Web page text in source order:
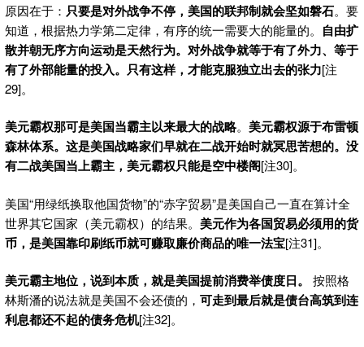
原因在于： 只要是对外战争不停，美国的联邦制就会坚如磐石。要
知道，根据热力学第二定律，有序的统一需要大的能量的。 自由扩
散并朝无序方向运动是天然行为。对外战争就等于有了外力、等于
有了外部能量的投入。只有这样，才能克服独立出去的张力[注
29]。
美元霸权那可是美国当霸主以来最大的战略。 美元霸权源于布雷顿
森林体系。这是美国战略家们早就在二战开始时就冥思苦想的。没
有二战美国当上霸主，美元霸权只能是空中楼阁[注30]。
美国“用绿纸换取他国货物”的“赤字贸易”是美国自己一直在算计全
世界其它国家（美元霸权）的结果。 美元作为各国贸易必须用的货
币，是美国靠印刷纸币就可赚取廉价商品的唯一法宝[注31]。
美元霸主地位，说到本质，就是美国提前消费举债度日。
按照格
林斯潘的说法就是美国不会还债的， 可走到最后就是债台高筑到连
利息都还不起的债务危机[注32]。